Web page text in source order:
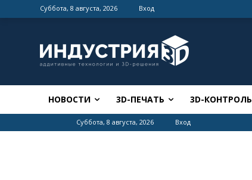
Суббота, 8 августа, 2026 Вход
НОВОСТИ 3D-ПЕЧАТЬ 3D-КОНТРОЛЬ
Суббота, 8 августа, 2026 Вход